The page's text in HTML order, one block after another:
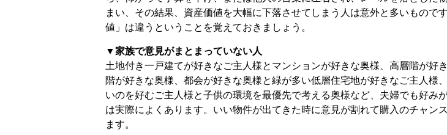
まい、その結果、資産価値を大幅に下落させてしまう人は意外と多いもので
値」は違うということを覚えておきましょう。
▼家族で意見がまとまっていない人
土地付き一戸建てが好きなご主人様とマンションが好きな奥様、高層階が好
階が好きな奥様、都会が好きな奥様と緑が多い低層住宅地が好きなご主人様
いのを好むご主人様と子供の環境を最優先で考える奥様など、夫婦でも好み
は実際によくあります。いい物件が出てきた時に意見が割れて購入のチャン
ます。